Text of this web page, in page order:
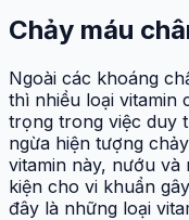
Chảy máu
Ngoài các khoáng
thì nhiều loại vitamin
trọng trong việc duy
ngừa hiện tượng
vitamin này, nướu và
kiện cho vi khuẩn
đây là những loại